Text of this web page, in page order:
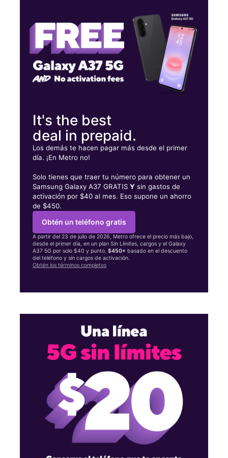
6260 S 35th Ave Phoenix, AZ 85041
It's the best
deal in prepaid.
Los demás te hacen pagar más desde el primer
día. ¡En Metro no!
Solo tienes que traer tu número para obtener un
Samsung Galaxy A37 GRATISY sin gastos de
activación por $40 al mes. Eso supone un ahorro
de $450.
Obtén un teléfono gratis
A partir del 23 de julio de 2026, Metro ofrece el precio más bajo,
desde el primer día, en un plan Sin Límites, cargos y el Galaxy
A37 5G por solo $40 y punto.$450+ basado en el descuento
del teléfono y sin cargos de activación.
Obtén los términos completos